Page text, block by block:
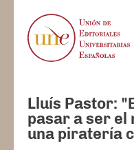
Lluís Pastor:
pasar a ser el
una piratería